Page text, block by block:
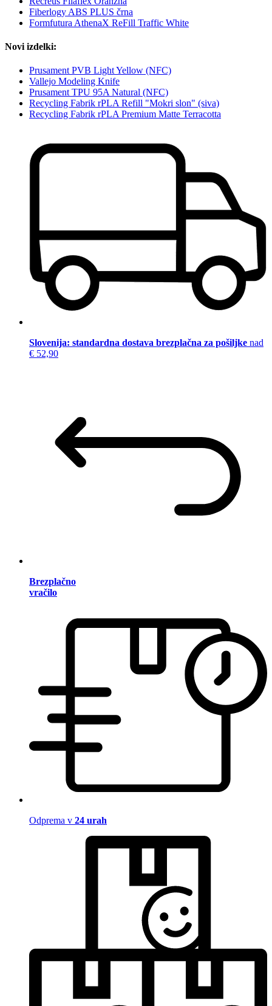
Fiberlogy ABS PLUS črna
Formfutura AthenaX ReFill Traffic White
Novi izdelki:
Prusament PVB Light Yellow (NFC)
Vallejo Modeling Knife
Prusament TPU 95A Natural (NFC)
Recycling Fabrik rPLA Refill "Mokri slon" (siva)
Recycling Fabrik rPLA Premium Matte Terracotta
Slovenija: standardna dostava brezplačna za pošiljke nad
€ 52,90
Brezplačno
vračilo
Odprema v 24 urah